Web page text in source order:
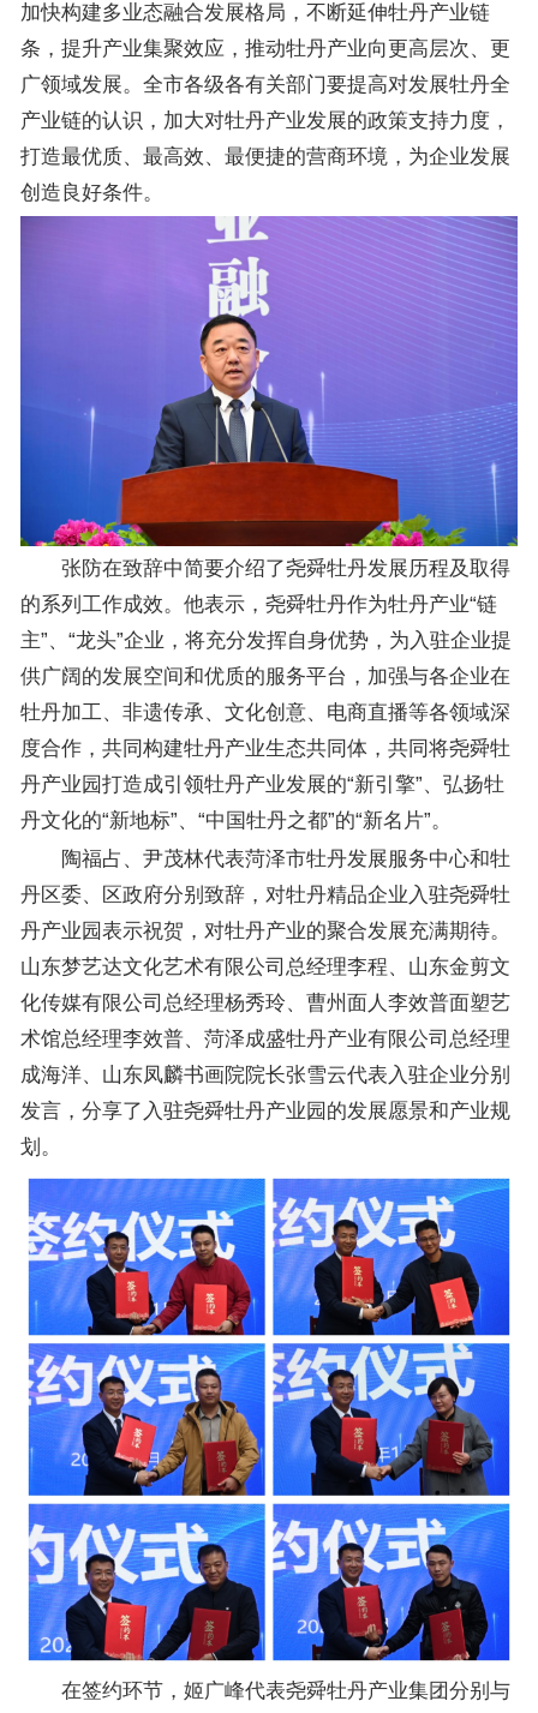
加快构建多业态融合发展格局，不断延伸牡丹产业链
条，提升产业集聚效应，推动牡丹产业向更高层次、更
广领域发展。全市各级各有关部门要提高对发展牡丹全
产业链的认识，加大对牡丹产业发展的政策支持力度，
打造最优质、最高效、最便捷的营商环境，为企业发展
创造良好条件。
张防在致辞中简要介绍了尧舜牡丹发展历程及取得
的系列工作成效。他表示，尧舜牡丹作为牡丹产业“链
主”、“龙头”企业，将充分发挥自身优势，为入驻企业提
供广阔的发展空间和优质的服务平台，加强与各企业在
牡丹加工、非遗传承、文化创意、电商直播等各领域深
度合作，共同构建牡丹产业生态共同体，共同将尧舜牡
丹产业园打造成引领牡丹产业发展的“新引擎”、弘扬牡
丹文化的“新地标”、“中国牡丹之都”的“新名片”。
陶福占、尹茂林代表菏泽市牡丹发展服务中心和牡
丹区委、区政府分别致辞，对牡丹精品企业入驻尧舜牡
丹产业园表示祝贺，对牡丹产业的聚合发展充满期待。
山东梦艺达文化艺术有限公司总经理李程、山东金剪文
化传媒有限公司总经理杨秀玲、曹州面人李效普面塑艺
术馆总经理李效普、菏泽成盛牡丹产业有限公司总经理
成海洋、山东凤麟书画院院长张雪云代表入驻企业分别
发言，分享了入驻尧舜牡丹产业园的发展愿景和产业规
划。
在签约环节，姬广峰代表尧舜牡丹产业集团分别与